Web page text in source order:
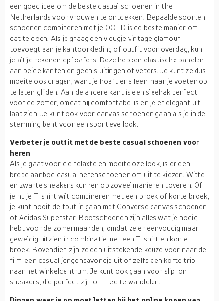
een goed idee om de beste casual schoenen in the
Netherlands voor vrouwen te ontdekken. Bepaalde soorten
schoenen combineren met je OOTD is de beste manier om
dat te doen. Als je graag een vleugje vintage glamour
toevoegt aan je kantoorkleding of outfit voor overdag, kun
je altijd rekenen op loafers. Deze hebben elastische panelen
aan beide kanten en geen sluitingen of veters. Je kunt ze dus
moeiteloos dragen, want je hoeft er alleen maar je voeten op
te laten glijden. Aan de andere kant is een sleehak perfect
voor de zomer, omdat hij comfortabel is en je er elegant uit
laat zien. Je kunt ook voor canvas schoenen gaan als je in de
stemming bent voor een sportieve look.
Verbeter je outfit met de beste casual schoenen voor
heren
Als je gaat voor die relaxte en moeiteloze look, is er een
breed aanbod casual herenschoenen om uit te kiezen. Witte
en zwarte sneakers kunnen op zoveel manieren toveren. Of
je nu je T-shirt wilt combineren met een broek of korte broek,
je kunt nooit de fout in gaan met Converse canvas schoenen
of Adidas Superstar. Bootschoenen zijn alles wat je nodig
hebt voor de zomermaanden, omdat ze er eenvoudig maar
geweldig uitzien in combinatie met een T-shirt en korte
broek. Bovendien zijn ze een uitstekende keuze voor naar de
film, een casual jongensavondje uit of zelfs een korte trip
naar het winkelcentrum. Je kunt ook gaan voor slip-on
sneakers, die perfect zijn om mee te wandelen.